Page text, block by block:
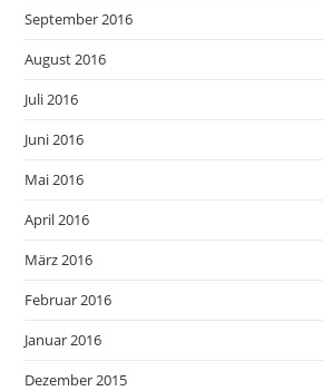
September 2016
August 2016
Juli 2016
Juni 2016
Mai 2016
April 2016
März 2016
Februar 2016
Januar 2016
Dezember 2015